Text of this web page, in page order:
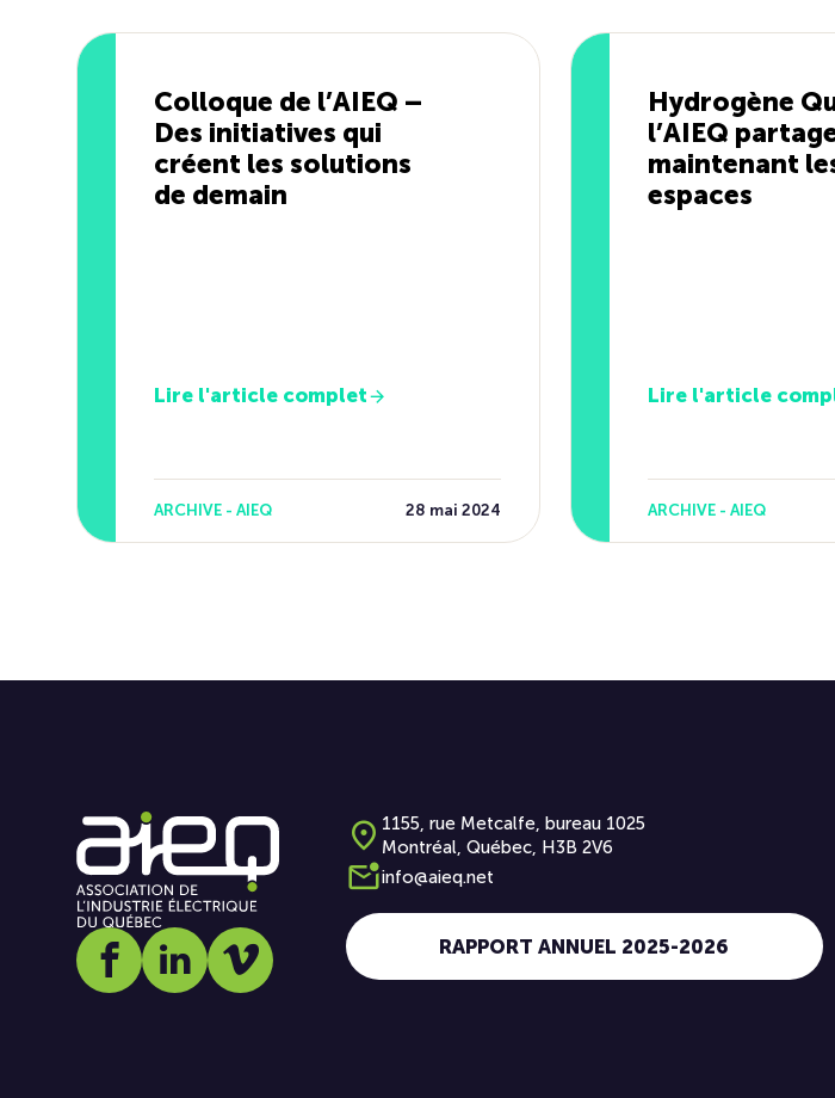
Colloque de l’AIEQ –
Des initiatives qui
créent les solutions
de demain
Lire l'article complet
ARCHIVE - AIEQ 28 mai 2024
Hydrogène
l’AIEQ
maintenant
espaces
Lire l'article
ARCHIVE - AIEQ
Social media link icon-facebook
Social media link icon-linkedin
Social media link icon-vimeo
1155, rue Metcalfe, bureau 1025
Montréal, Québec, H3B 2V6
info@aieq.net
RAPPORT ANNUEL 2025-2026